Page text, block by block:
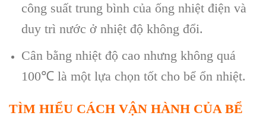
công suất trung bình của ống nhiệt điện và
duy trì nước ở nhiệt độ không đổi.
Cân bằng nhiệt độ cao nhưng không quá
100℃ là một lựa chọn tốt cho bể ổn nhiệt.
TÌM HIỂU CÁCH VẬN HÀNH CỦA BỂ